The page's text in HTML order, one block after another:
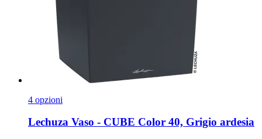
4 opzioni
Lechuza Vaso -​ CUBE Color 40, Grigio ardesia